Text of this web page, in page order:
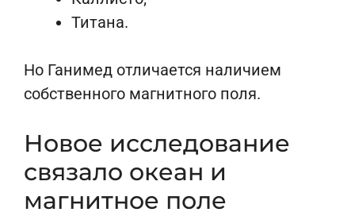
Титана.
Но Ганимед отличается наличием
собственного магнитного поля.
Новое исследование
связало океан и
магнитное поле